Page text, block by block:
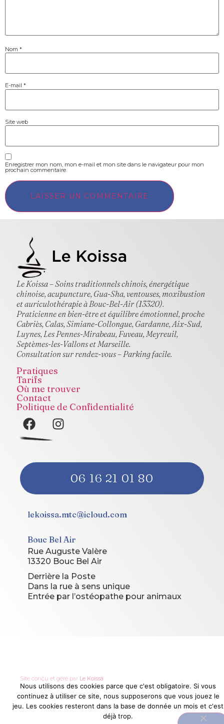
Nom *
E-mail *
Site web
Enregistrer mon nom, mon e-mail et mon site dans le navigateur pour mon
prochain commentaire.
Le Koissa – Soins traditionnels chinois, énergétique
chinoise, acupuncture, Gua-Sha, ventouses, moxibustion
et auriculothérapie à Bouc-Bel-Air (13320).
Praticienne en bien-être et équilibre émotionnel, proche
Cabriès, Calas, Simiane-Collongue, Gardanne, Aix-Sud,
Luynes, Les Pennes-Mirabeau, Fuveau, Meyreuil,
Septèmes-les-Vallons et Marseille.
Consultation sur rendez-vous – Parking facile.
Pratiques
Tarifs
Où me trouver
Contact
Politique de Confidentialité
06 16 21 01 80
lekoissa.mtc@icloud.com
Bouc Bel Air
Rue Auguste Valère
13320 Bouc Bel Air
Derrière la Poste
Dans la rue à sens unique
Entrée par l’ostéopathe pour animaux
Site conçu et géré par Le Koissa
Nous utilisons des cookies parce que c'est obligatoire. Si vous
continuez à utiliser ce site, nous supposerons que vous jouez le
jeu. Les cookies resteront dans la base de donnée un mois et c'est
déjà trop.